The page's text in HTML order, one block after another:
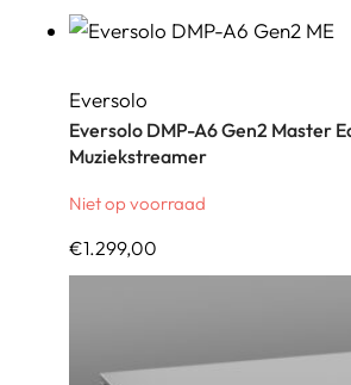
Eversolo
Eversolo DMP-A6 Gen2 Master
Muziekstreamer
Niet op voorraad
€1.299,00